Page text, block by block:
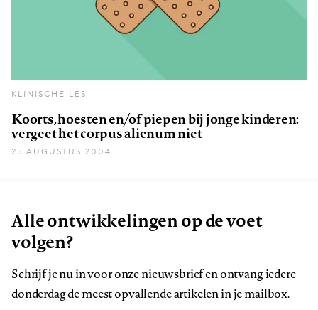
KLINISCHE LES
Koorts, hoesten en/of piepen bij jonge kinderen:
vergeet het corpus alienum niet
25 AUGUSTUS 2004
Alle ontwikkelingen op de voet
volgen?
Schrijf je nu in voor onze nieuwsbrief en ontvang iedere
donderdag de meest opvallende artikelen in je mailbox.